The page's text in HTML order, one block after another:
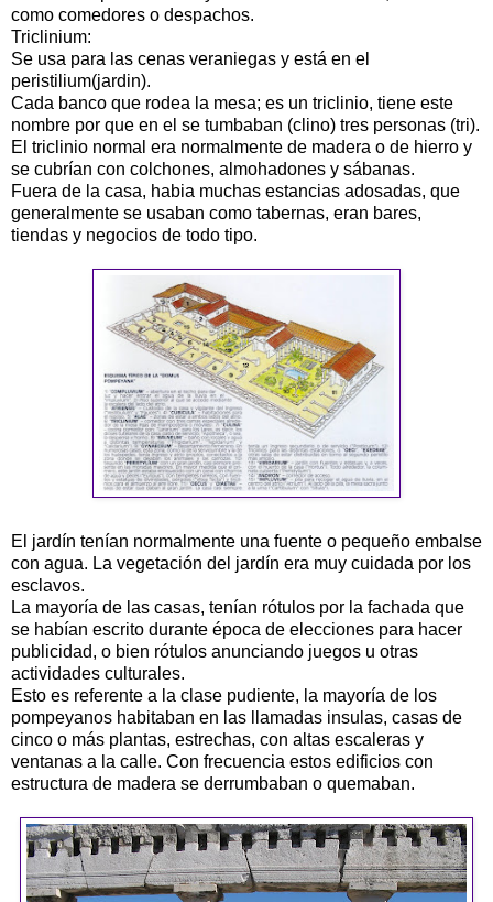
como comedores o despachos.
Triclinium:
Se usa para las cenas veraniegas y está en el
peristilium(jardin).
Cada banco que rodea la mesa; es un triclinio, tiene este
nombre por que en el se tumbaban (clino) tres personas (tri).
El triclinio normal era normalmente de madera o de hierro y
se cubrían con colchones, almohadones y sábanas.
Fuera de la casa, habia muchas estancias adosadas, que
generalmente se usaban como tabernas, eran bares,
tiendas y negocios de todo tipo.
El jardín tenían normalmente una fuente o pequeño embalse
con agua. La vegetación del jardín era muy cuidada por los
esclavos.
La mayoría de las casas, tenían rótulos por la fachada que
se habían escrito durante época de elecciones para hacer
publicidad, o bien rótulos anunciando juegos u otras
actividades culturales.
Esto es referente a la clase pudiente, la mayoría de los
pompeyanos habitaban en las llamadas insulas, casas de
cinco o más plantas, estrechas, con altas escaleras y
ventanas a la calle. Con frecuencia estos edificios con
estructura de madera se derrumbaban o quemaban.